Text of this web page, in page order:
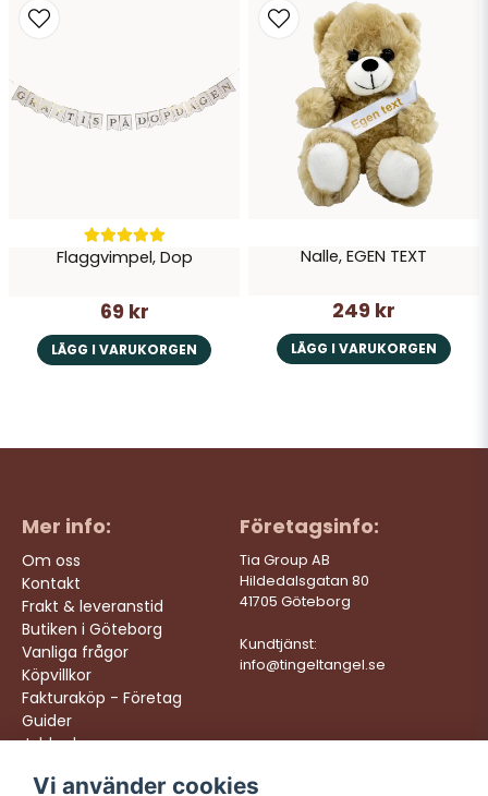
Flaggvimpel, Dop
69 kr
LÄGG I VARUKORGEN
Nalle, EGEN TEXT
249 kr
LÄGG I VARUKORGEN
Mer info:
Om oss
Kontakt
Frakt & leveranstid
Butiken i Göteborg
Vanliga frågor
Köpvillkor
Fakturaköp - Företag
Guider
Jobba hos oss
Företagsinfo:
Tia Group AB
Hildedalsgatan 80
41705 Göteborg
Kundtjänst:
info@tingeltangel.se
Följ oss: Vi levererar:
Vi använder cookies